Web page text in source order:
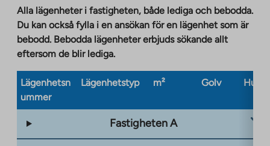
a
new
tab
Alla lägenheter i fastigheten, både lediga och bebodda.
Du kan också fylla i en ansökan för en lägenhet som är
bebodd. Bebodda lägenheter erbjuds sökande allt
eftersom de blir lediga.
Lägenhetsn
ummer
Lägenhetstyp m² Golv
Fastigheten A